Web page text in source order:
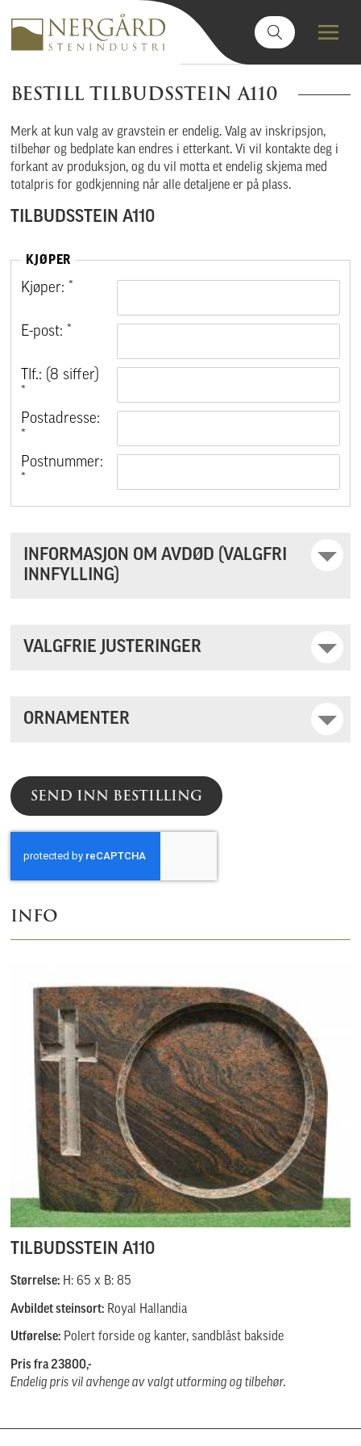
INFO
TILBUDSSTEIN A110
Størrelse: H: 65 x B: 85
Avbildet steinsort: Royal Hallandia
Utførelse: Polert forside og kanter, sandblåst bakside
Pris fra 23800,-
Endelig pris vil avhenge av valgt utforming og tilbehør.
BESTILL TILBUDSSTEIN A110
Merk at kun valg av gravstein er endelig. Valg av inskripsjon,
tilbehør og bedplate kan endres i etterkant. Vi vil kontakte deg i
forkant av produksjon, og du vil motta et endelig skjema med
totalpris for godkjenning når alle detaljene er på plass.
TILBUDSSTEIN A110
KJØPER
Kjøper: *
E-post: *
Tlf.: (8 siffer)
Postadresse:
Postnummer:
INFORMASJON OM AVDØD (VALGFRI
INNFYLLING)
VALGFRIE JUSTERINGER
ORNAMENTER
SEND INN BESTILLING